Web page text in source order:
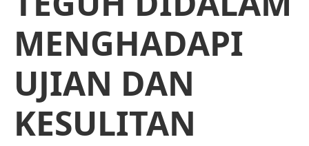
MENGHADAPI
UJIAN DAN
KESULITAN